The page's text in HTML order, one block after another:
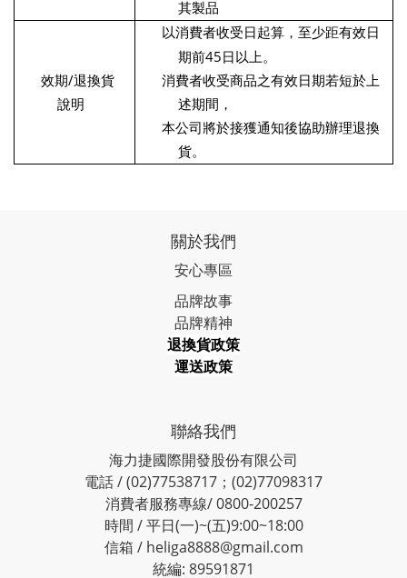
其製品
效期/退換貨
說明
以消費者收受日起算，至少距有效日
期前45 日以上。
消費者收受商品之有效日期若短於上
述期間，
本公司將於接獲通知後協助辦理退換
貨。
關於我們
安心專區
品牌故事
品牌精神
退換貨政策
運送政策
聯絡我們
海力捷國際開發股份有限公司
電話 / (02)77538717；(02)77098317
消費者服務專線/ 0800-200257
時間 / 平日(一)~(五)9:00~18:00
信箱 / heliga8888@gmail.com
統編: 89591871